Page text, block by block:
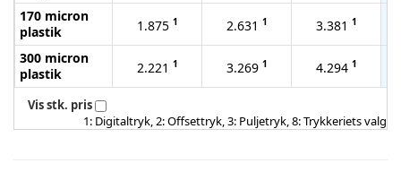
170 micron
plastik
1.875 1 2.631 1 3.381 1
300 micron
plastik
2.221 1 3.269 1 4.294 1
Vis stk. pris
1: Digitaltryk, 2: Offsettryk, 3: Puljetryk, 8: Trykkeriets valg